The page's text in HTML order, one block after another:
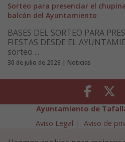
Sorteo para presenciar el
balcón del Ayuntamiento
BASES DEL SORTEO PARA
FIESTAS DESDE EL
sorteo ...
30 de julio de 2026 | Noticias
Facebook
Ayuntamiento de
Aviso Legal
Aviso de